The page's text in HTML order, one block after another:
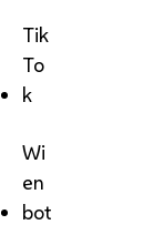
Tik
To
k
Wi
en
bot